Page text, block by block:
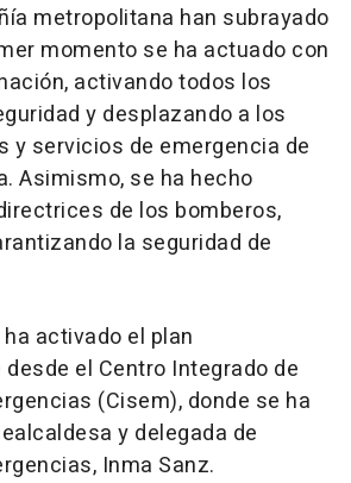
metropolitana han subrayado
momento se ha actuado con
activando todos los
y desplazando a los
y servicios de emergencia de
Asimismo, se ha hecho
de los bomberos,
la seguridad de
activado el plan
el Centro Integrado de
(Cisem), donde se ha
y delegada de
Inma Sanz.